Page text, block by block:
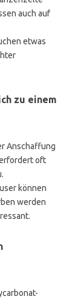
auch auf
etwas
zu einem
Anschaffung
oft
können
werden